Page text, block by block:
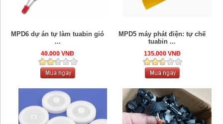
MPD6 dự án tự làm tuabin gió
...
40.000 VNĐ
MPD5 máy phát điện: tự chế
tuabin ...
135.000 VNĐ